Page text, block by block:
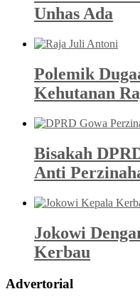
Unhas Ada
Polemik
Kehutanan
Bisakah
Anti
Jokowi
Kerbau
Advertorial